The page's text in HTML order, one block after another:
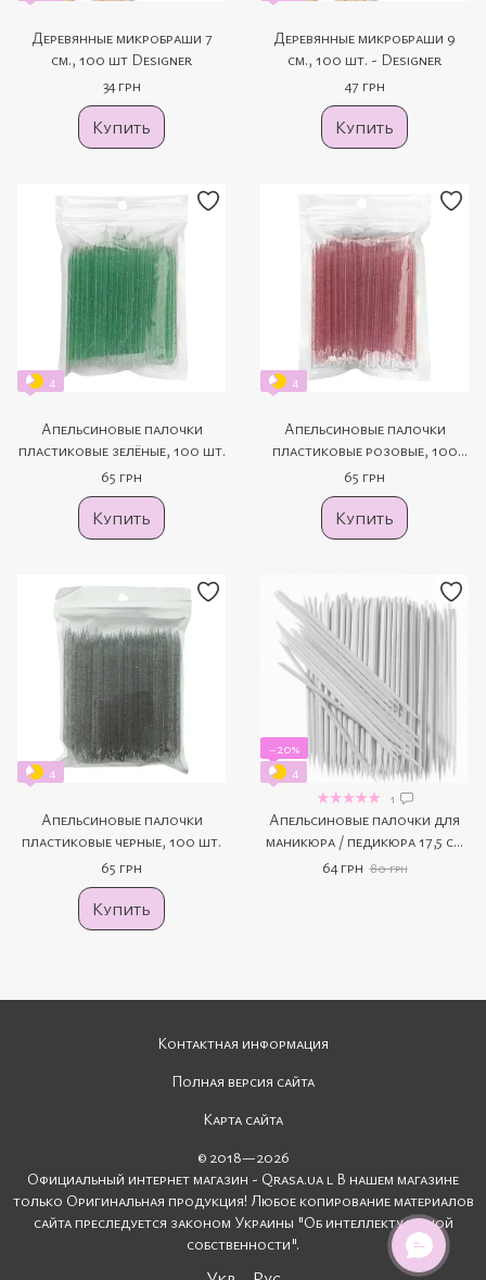
Деревянные микробраши 7
см., 100 шт Designer
34 грн
Купить
Деревянные микробраши 9
см., 100 шт. - Designer
47 грн
Купить
4
Апельсиновые палочки
пластиковые зелёные, 100 шт.
65 грн
Купить
4
Апельсиновые палочки
пластиковые розовые, 100
шт.
65 грн
Купить
4
Апельсиновые палочки
пластиковые черные, 100 шт.
65 грн
Купить
−20%
4
1
Апельсиновые палочки для
маникюра / педикюра 17,5 см
(100 штук)
64 грн 80 грн
Контактная информация
Полная версия сайта
Карта сайта
© 2018—2026
Официальный интернет магазин - Qrasa.ua l В нашем магазине
только Оригинальная продукция! Любое копирование материалов
сайта преследуется законом Украины "Об интеллектуальной
собственности".